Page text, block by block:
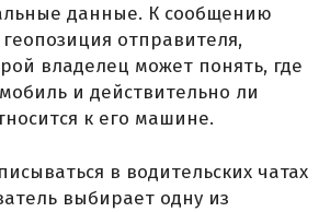
данные. К сообщению
отправителя,
владелец может понять, где
и действительно ли
к его машине.
в водительских чатах
выбирает одну из